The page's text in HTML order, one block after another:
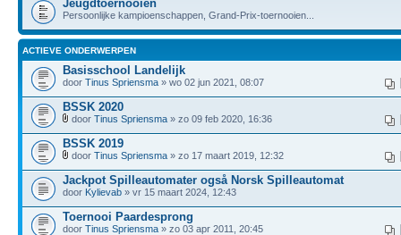
Jeugdtoernooien
Persoonlijke kampioenschappen, Grand-Prix-toernooien...
ACTIEVE ONDERWERPEN
Basisschool Landelijk
door Tinus Spriensma » wo 02 jun 2021, 08:07
BSSK 2020
door Tinus Spriensma » zo 09 feb 2020, 16:36
BSSK 2019
door Tinus Spriensma » zo 17 maart 2019, 12:32
Jackpot Spilleautomater også Norsk Spilleautomat
door Kylievab » vr 15 maart 2024, 12:43
Toernooi Paardesprong
door Tinus Spriensma » zo 03 apr 2011, 20:45